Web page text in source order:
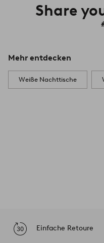
Share
Mehr entdecken
Weiße Nachttische
Einfache Retoure